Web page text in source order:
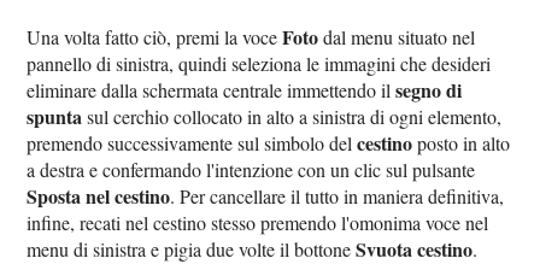
Una volta fatto ciò, premi la voceFotodal menu situato nel
pannello di sinistra, quindi seleziona le immagini che desideri
eliminare dalla schermata centrale immettendo ilsegno di
spunta sul cerchio collocato in alto a sinistra di ogni elemento,
premendo successivamente sul simbolo delcestinoposto in alto
a destra e confermando l'intenzione con un clic sul pulsante
Sposta nel cestino. Per cancellare il tutto in maniera definitiva,
infine, recati nel cestino stesso premendo l'omonima voce nel
menu di sinistra e pigia due volte il bottoneSvuota cestino.